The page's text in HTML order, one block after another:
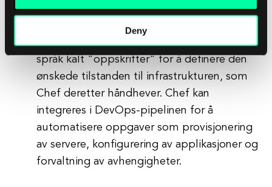
Deny
konfigurasjonsadministrasjonsverktøy som
automatiserer forvaltningen av infrastruktur
og applikasjoner. Chef bruker et deklarativt
språk kalt "oppskrifter" for å definere den
ønskede tilstanden til infrastrukturen, som
Chef deretter håndhever. Chef kan
integreres i DevOps-pipelinen for å
automatisere oppgaver som provisjonering
av servere, konfigurering av applikasjoner og
forvaltning av avhengigheter.